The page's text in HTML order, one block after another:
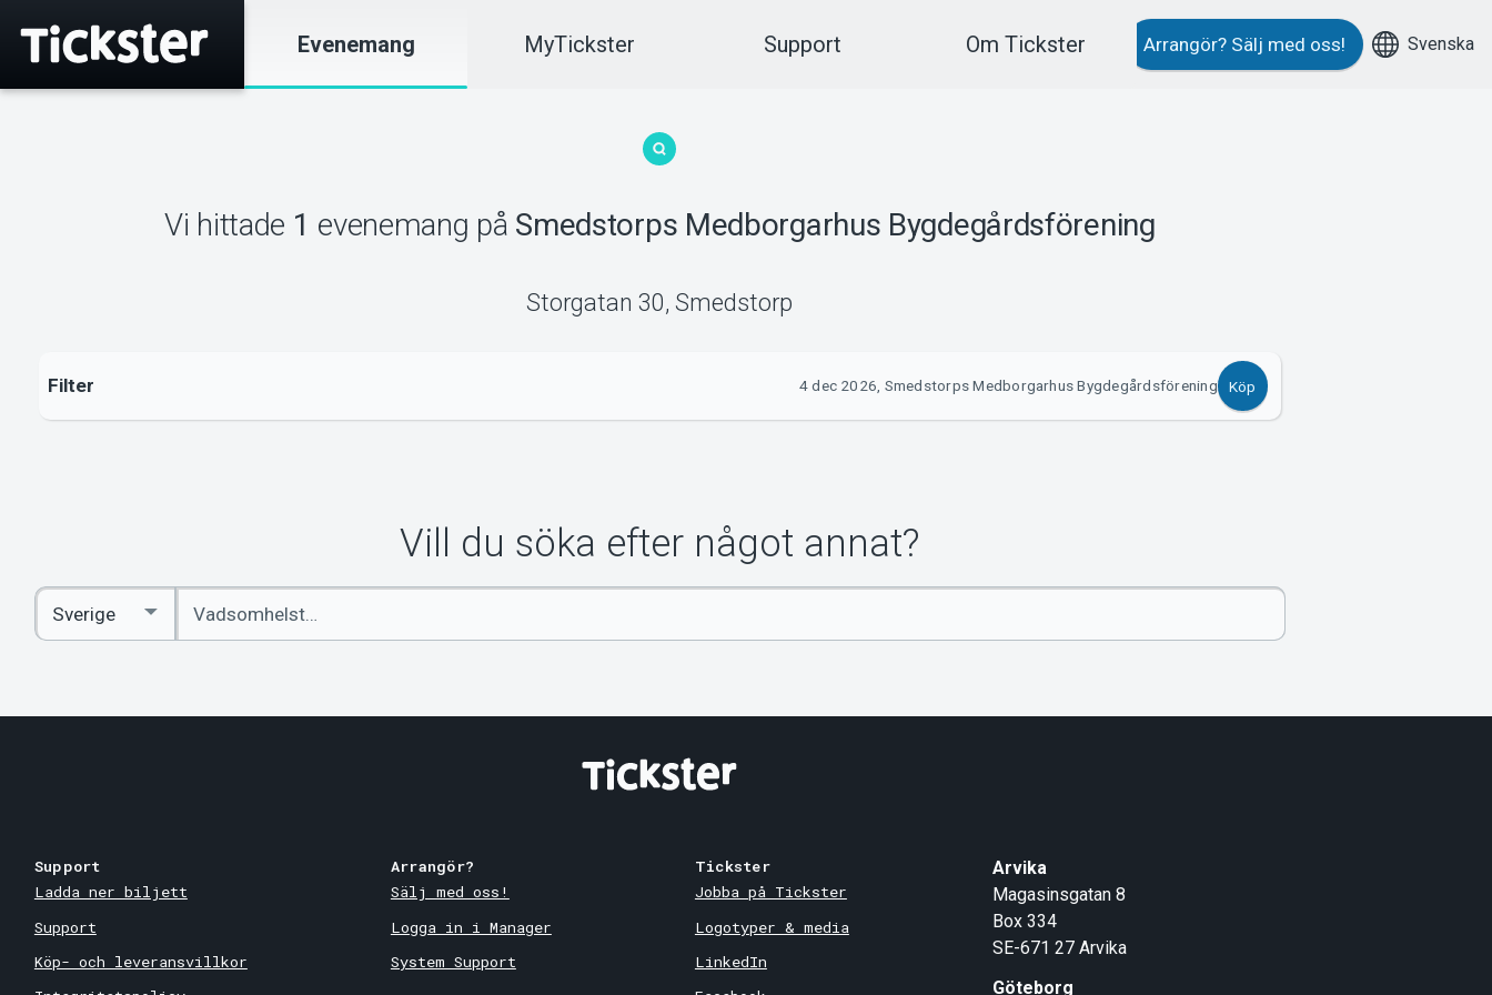
Evenemang MyTickster Support Om Tickster Arrangör? Sälj med oss! Svenska
Vi hittade 1 evenemang på Smedstorps Medborgarhus Bygdegårdsförening
Storgatan 30,Smedstorp
Filter 4 dec 2026, Smedstorps Medborgarhus Bygdegårdsförening Köp
Vill du söka efter något annat?
Ange
sökord
Select
Country
Support
Ladda ner biljett
Support
Köp- och leveransvillkor
Arrangör?
Sälj med oss!
Logga in i Manager
System Support
Tickster
Jobba på Tickster
Logotyper & media
LinkedIn
Arvika
Magasinsgatan 8
Box 334
SE-671 27 Arvika
Göteborg